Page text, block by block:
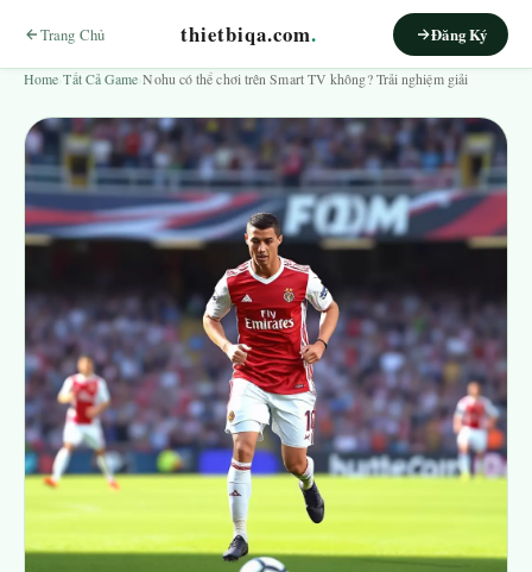
Trang Chủ thietbiqa.com. Đăng Ký
Home›Tất Cả Game›Nohu có thể chơi trên Smart TV không? Trải nghiệm giải